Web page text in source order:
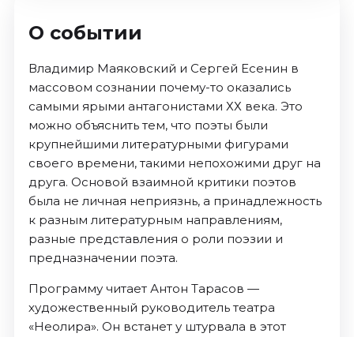
О событии
Владимир Маяковский и Сергей Есенин в
массовом сознании почему-то оказались
самыми ярыми антагонистами ХХ века. Это
можно объяснить тем, что поэты были
крупнейшими литературными фигурами
своего времени, такими непохожими друг на
друга. Основой взаимной критики поэтов
была не личная неприязнь, а принадлежность
к разным литературным направлениям,
разные представления о роли поэзии и
предназначении поэта.
Программу читает Антон Тарасов —
художественный руководитель театра
«Неолира». Он встанет у штурвала в этот